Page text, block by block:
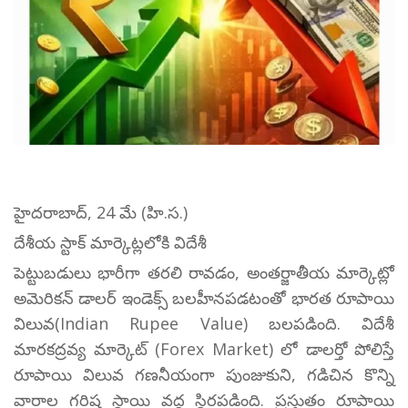
హైదరాబాద్, 24 మే (హి.స.)
దేశీయ స్టాక్ మార్కెట్లలోకి విదేశీ
పెట్టుబడులు భారీగా తరలి రావడం, అంతర్జాతీయ మార్కెట్లో
అమెరికన్ డాలర్ ఇండెక్స్ బలహీనపడటంతో భారత రూపాయి
విలువ(Indian Rupee Value) బలపడింది. విదేశీ
మారకద్రవ్య మార్కెట్ (Forex Market) లో డాలర్తో పోలిస్తే
రూపాయి విలువ గణనీయంగా పుంజుకుని, గడిచిన కొన్ని
వారాల గరిష్ట స్థాయి వద్ద స్థిరపడింది. ప్రస్తుతం రూపాయి